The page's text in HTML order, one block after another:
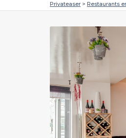
Privateaser Restaurants